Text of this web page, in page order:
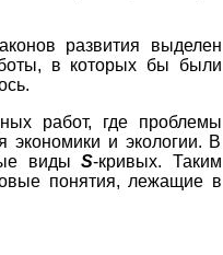
развития выделен
в которых бы были
работ, где проблемы
экономики и экологии. В
видыS-кривых. Таким
понятия, лежащие в